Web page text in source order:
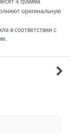
4 грамма
оригинальную
в соответствии с